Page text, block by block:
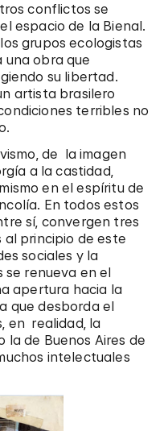
conflictos se
espacio de la Bienal.
grupos ecologistas
obra que
su libertad.
artista brasilero
terribles no
de la imagen
a la castidad,
en el espíritu de
En todos estos
sí, convergen tres
principio de este
sociales y la
se renueva en el
apertura hacia la
que desborda el
en realidad, la
la de Buenos Aires de
intelectuales